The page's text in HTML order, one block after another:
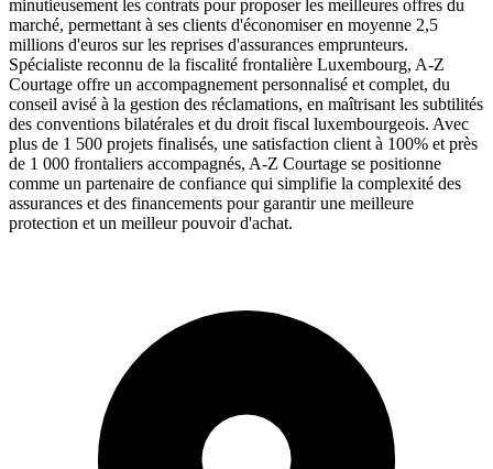
minutieusement les contrats pour proposer les meilleures offres du
marché, permettant à ses clients d'économiser en moyenne 2,5
millions d'euros sur les reprises d'assurances emprunteurs.
Spécialiste reconnu de la fiscalité frontalière Luxembourg, A-Z
Courtage offre un accompagnement personnalisé et complet, du
conseil avisé à la gestion des réclamations, en maîtrisant les subtilités
des conventions bilatérales et du droit fiscal luxembourgeois. Avec
plus de 1 500 projets finalisés, une satisfaction client à 100% et près
de 1 000 frontaliers accompagnés, A-Z Courtage se positionne
comme un partenaire de confiance qui simplifie la complexité des
assurances et des financements pour garantir une meilleure
protection et un meilleur pouvoir d'achat.